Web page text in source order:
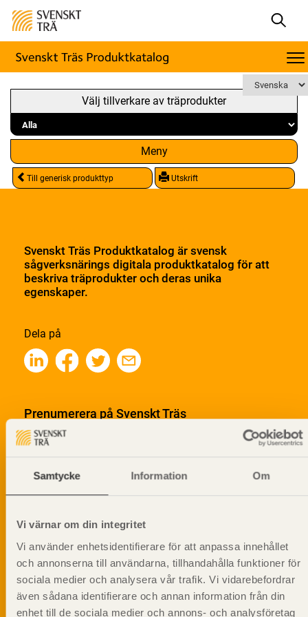
Samtycke Information Om
Vi värnar om din integritet
Vi använder enhetsidentifierare för att anpassa innehållet
och annonserna till användarna, tillhandahålla funktioner för
sociala medier och analysera vår trafik. Vi vidarebefordrar
även sådana identifierare och annan information från din
enhet till de sociala medier och annons- och analysföretag
Välj tillverkare av träprodukter
Meny
Till generisk produkttyp Utskrift
Svenskt Träs Produktkatalog är svensk
sågverksnärings digitala produktkatalog för att
beskriva träprodukter och deras unika
egenskaper.
Dela på
Prenumerera på Svenskt Träs
informationsutskick!